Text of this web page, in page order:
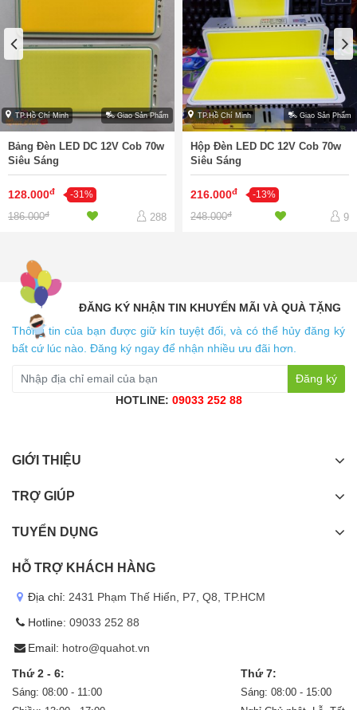
TP.Hồ Chí Minh Giao Sản Phẩm
Bảng Đèn LED DC 12V Cob 70w
Siêu Sáng
128.000đ -31%
186.000đ 288
TP.Hồ Chí Minh Giao Sản Phẩm
Hộp Đèn LED DC 12V Cob 70w
Siêu Sáng
216.000đ -13%
248.000đ 9
ĐĂNG KÝ NHẬN TIN KHUYẾN MÃI VÀ QUÀ TẶNG
Thông tin của bạn được giữ kín tuyệt đối, và có thể hủy đăng ký
bất cứ lúc nào. Đăng ký ngay để nhận nhiều ưu đãi hơn.
Đăng ký
HOTLINE: 09033 252 88
GIỚI THIỆU
TRỢ GIÚP
TUYỂN DỤNG
HỖ TRỢ KHÁCH HÀNG
Địa chỉ: 2431 Phạm Thế Hiển, P7, Q8, TP.HCM
Hotline: 09033 252 88
Email: hotro@quahot.vn
Thứ 2 - 6:
Sáng: 08:00 - 11:00
Thứ 7:
Sáng: 08:00 - 15:00